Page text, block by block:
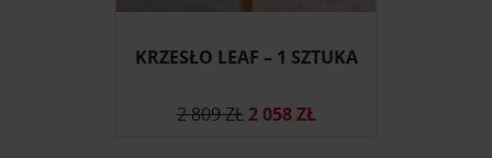
KRZESŁO LEAF – 1 SZTUKA
2 809 ZŁ 2 058 ZŁ